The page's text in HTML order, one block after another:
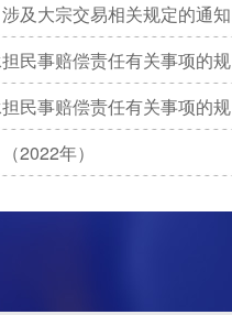
及大宗交易相关规定的通知
民事赔偿责任有关事项的规
民事赔偿责任有关事项的规
2022年）